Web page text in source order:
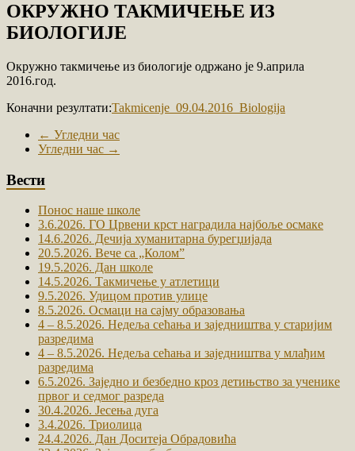
ОКРУЖНО ТАКМИЧЕЊЕ ИЗ
БИОЛОГИЈЕ
Окружно такмичење из биологије одржано је 9.априла
2016.год.
Коначни резултати:Takmicenje_09.04.2016_Biologija
← Угледни час
Угледни час →
Вести
Понос наше школе
3.6.2026. ГО Црвени крст наградила најбоље осмаке
14.6.2026. Дечија хуманитарна бурегџијада
20.5.2026. Вече са „Коломˮ
19.5.2026. Дан школе
14.5.2026. Такмичење у атлетици
9.5.2026. Удицом против улице
8.5.2026. Осмаци на сајму образовања
4 – 8.5.2026. Недеља сећања и заједништва у старијим
разредима
4 – 8.5.2026. Недеља сећања и заједништва у млађим
разредима
6.5.2026. Заједно и безбедно кроз детињство за ученике
првог и седмог разреда
30.4.2026. Јесења дуга
3.4.2026. Триолица
24.4.2026. Дан Доситеја Обрадовића